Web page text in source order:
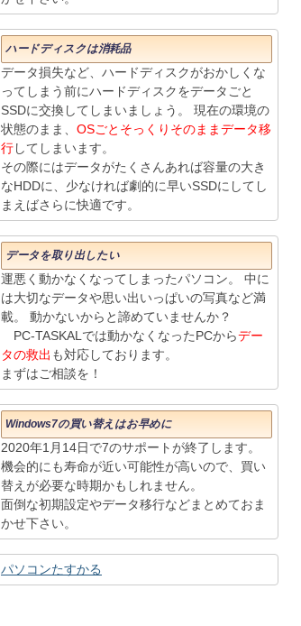
ハードディスクは消耗品
データ損失など、ハードディスクがおかしくな
ってしまう前にハードディスクをデータごと
SSDに交換してしまいましょう。 現在の環境の
状態のまま、 OSごとそっくりそのままデータ移
行してしまいます。
その際にはデータがたくさんあれば容量の大き
なHDDに、少なければ劇的に早いSSDにしてし
まえばさらに快適です。
データを取り出したい
運悪く動かなくなってしまったパソコン。 中に
は大切なデータや思い出いっぱいの写真など満
載。 動かないからと諦めていませんか？
PC-TASKALでは動かなくなったPCからデー
タの救出 も対応しております。
まずはご相談を！
Windows7の買い替えはお早めに
2020年1月14日で7のサポートが終了します。
機会的にも寿命が近い可能性が高いので、買い
替えが必要な時期かもしれません。
面倒な初期設定やデータ移行などまとめておま
かせ下さい。
パソコンたすかる